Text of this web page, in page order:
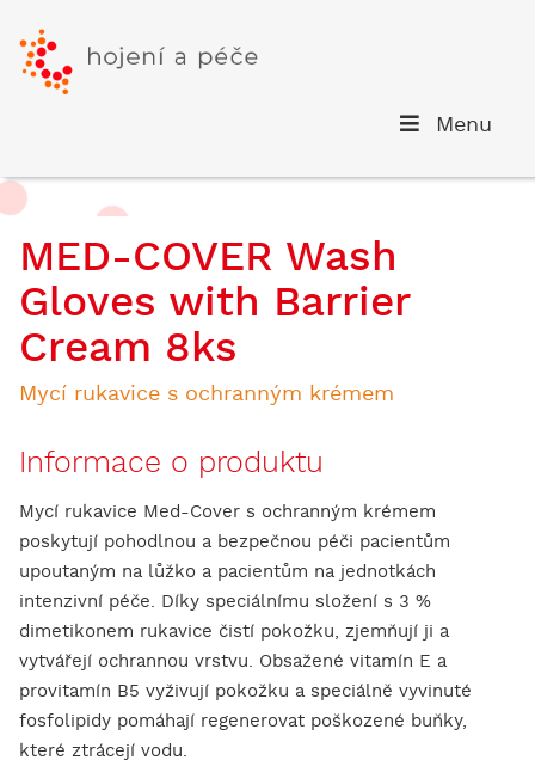
Menu
MED-COVER Wash
Gloves with Barrier
Cream 8ks
Mycí rukavice s ochranným krémem
Informace o produktu
Mycí rukavice Med-Cover s ochranným krémem
poskytují pohodlnou a bezpečnou péči pacientům
upoutaným na lůžko a pacientům na jednotkách
intenzivní péče. Díky speciálnímu složení s 3 %
dimetikonem rukavice čistí pokožku, zjemňují ji a
vytvářejí ochrannou vrstvu. Obsažené vitamín E a
provitamín B5 vyživují pokožku a speciálně vyvinuté
fosfolipidy pomáhají regenerovat poškozené buňky,
které ztrácejí vodu.